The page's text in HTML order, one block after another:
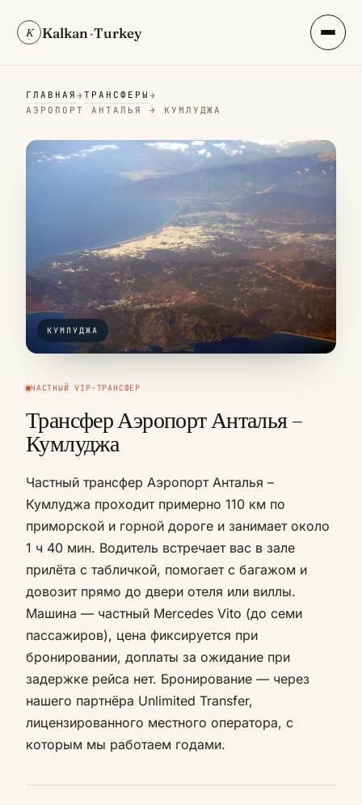
K Kalkan·Turkey
ГЛАВНАЯ → ТРАНСФЕРЫ →
АЭРОПОРТ АНТАЛЬЯ → КУМЛУДЖА
ЧАСТНЫЙ VIP-ТРАНСФЕР
Трансфер Аэропорт Анталья –
Кумлуджа
Частный трансфер Аэропорт Анталья –
Кумлуджа проходит примерно 110 км по
приморской и горной дороге и занимает около
1 ч 40 мин. Водитель встречает вас в зале
прилёта с табличкой, помогает с багажом и
довозит прямо до двери отеля или виллы.
Машина — частный Mercedes Vito (до семи
пассажиров), цена фиксируется при
бронировании, доплаты за ожидание при
задержке рейса нет. Бронирование — через
нашего партнёра Unlimited Transfer,
лицензированного местного оператора, с
которым мы работаем годами.
КУМЛУДЖА